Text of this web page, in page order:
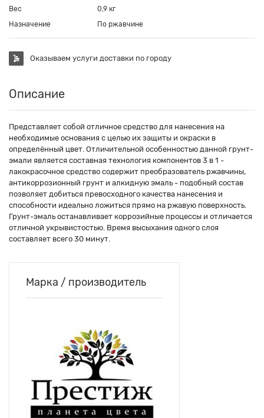
Вес
0,9 кг
Назначение
По ржавчине
Оказываем услуги доставки по городу
Описание
Представляет собой отличное средство для нанесения на
необходимые основания с целью их защиты и окраски в
определённый цвет. Отличительной особенностью данной грунт-
эмали является составная технология компонентов 3 в 1 -
лакокрасочное средство содержит преобразователь ржавчины,
антикоррозионный грунт и алкидную эмаль - подобный состав
позволяет добиться превосходного качества нанесения и
способности идеально ложиться прямо на ржавую поверхность.
Грунт-эмаль останавливает коррозийные процессы и отличается
отличной укрывистостью. Время высыхания одного слоя
составляет всего 30 минут.
Марка / производитель